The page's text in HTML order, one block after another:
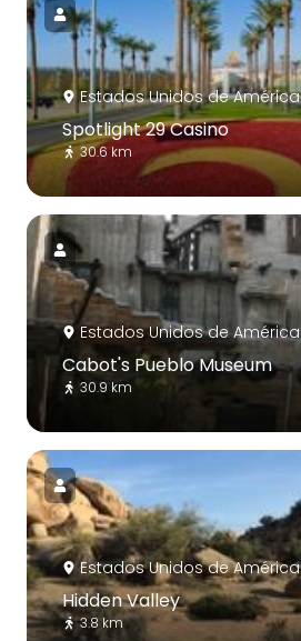
Estados Unidos de América
Spotlight 29 Casino
30.6 km
Estados Unidos de América
Cabot's Pueblo Museum
30.9 km
Estados Unidos de América
Hidden Valley
3.8 km